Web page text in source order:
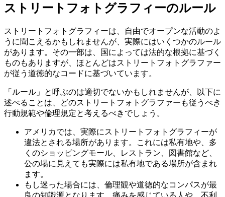
ストリートフォトグラフィーのルール
ストリートフォトグラフィーは、自由でオープンな活動のよ
うに聞こえるかもしれませんが、実際にはいくつかのルール
があります。その一部は、国によっては法的な根拠に基づく
ものもありますが、ほとんどはストリートフォトグラファー
が従う道徳的なコードに基づいています。
「ルール」と呼ぶのは適切でないかもしれませんが、以下に
述べることは、どのストリートフォトグラファーも従うべき
行動規範や倫理規定と考えるべきでしょう。
アメリカでは、実際にストリートフォトグラフィーが
違法とされる場所があります。これには私有地や、多
くのショッピングモール、レストラン、図書館など、
公の場に見えても実際には私有地である場所が含まれ
ます。
もし迷った場合には、倫理観や道徳的なコンパスが最
良の知識源となります。痛みを感じている人や、不利